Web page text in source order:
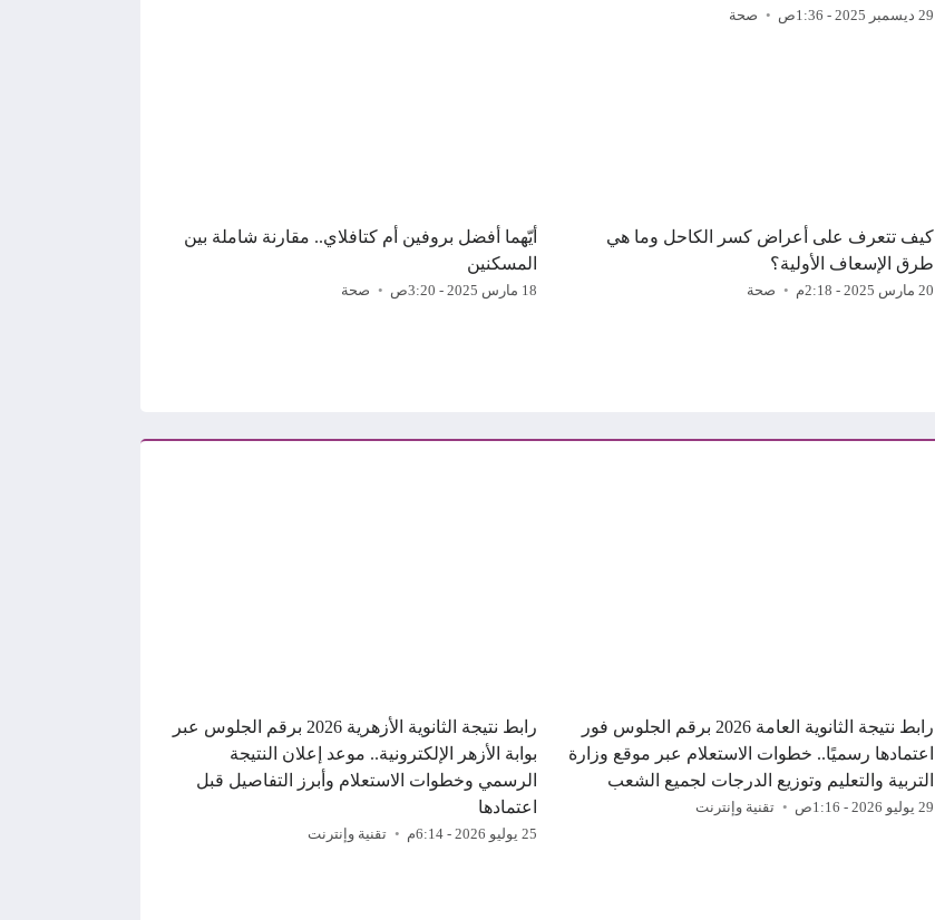
29 ديسمبر 2025 - 1:36ص صحة
كيف تتعرف على أعراض كسر الكاحل وما هي
طرق الإسعاف الأولية؟
20 مارس 2025 - 2:18م صحة
أيّهما أفضل بروفين أم كتافلاي.. مقارنة شاملة بين
المسكنين
18 مارس 2025 - 3:20ص صحة
رابط نتيجة الثانوية العامة 2026 برقم الجلوس فور
اعتمادها رسميًا.. خطوات الاستعلام عبر موقع وزارة
التربية والتعليم وتوزيع الدرجات لجميع الشعب
29 يوليو 2026 - 1:16ص تقنية وإنترنت
رابط نتيجة الثانوية الأزهرية 2026 برقم الجلوس عبر
بوابة الأزهر الإلكترونية.. موعد إعلان النتيجة
الرسمي وخطوات الاستعلام وأبرز التفاصيل قبل
اعتمادها
25 يوليو 2026 - 6:14م تقنية وإنترنت